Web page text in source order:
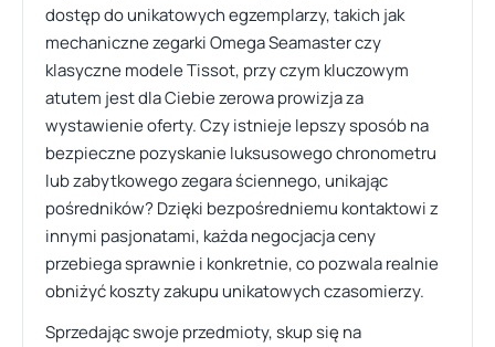
dostęp do unikatowych egzemplarzy, takich jak
mechaniczne zegarki Omega Seamaster czy
klasyczne modele Tissot, przy czym kluczowym
atutem jest dla Ciebie zerowa prowizja za
wystawienie oferty. Czy istnieje lepszy sposób na
bezpieczne pozyskanie luksusowego chronometru
lub zabytkowego zegara ściennego, unikając
pośredników? Dzięki bezpośredniemu kontaktowi z
innymi pasjonatami, każda negocjacja ceny
przebiega sprawnie i konkretnie, co pozwala realnie
obniżyć koszty zakupu unikatowych czasomierzy.
Sprzedając swoje przedmioty, skup się na